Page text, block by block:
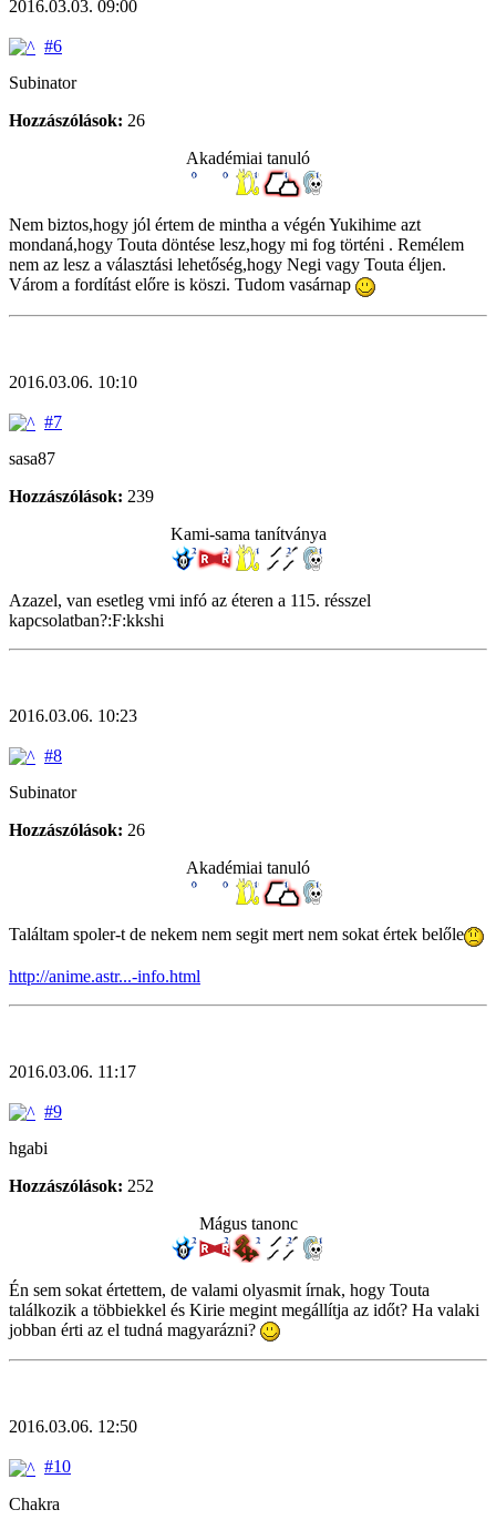
2016.03.03. 09:00
#6
Subinator
Hozzászólások: 26
Akadémiai tanuló
Nem biztos,hogy jól értem de mintha a végén Yukihime azt
mondaná,hogy Touta döntése lesz,hogy mi fog történi . Remélem
nem az lesz a választási lehetőség,hogy Negi vagy Touta éljen.
Várom a fordítást előre is köszi. Tudom vasárnap
2016.03.06. 10:10
#7
sasa87
Hozzászólások: 239
Kami-sama tanítványa
Azazel, van esetleg vmi infó az éteren a 115. résszel
kapcsolatban?:F:kkshi
2016.03.06. 10:23
#8
Subinator
Hozzászólások: 26
Akadémiai tanuló
Találtam spoler-t de nekem nem segit mert nem sokat értek belőle
http://anime.astr...-info.html
2016.03.06. 11:17
#9
hgabi
Hozzászólások: 252
Mágus tanonc
Én sem sokat értettem, de valami olyasmit írnak, hogy Touta
találkozik a többiekkel és Kirie megint megállítja az időt? Ha valaki
jobban érti az el tudná magyarázni?
2016.03.06. 12:50
#10
Chakra